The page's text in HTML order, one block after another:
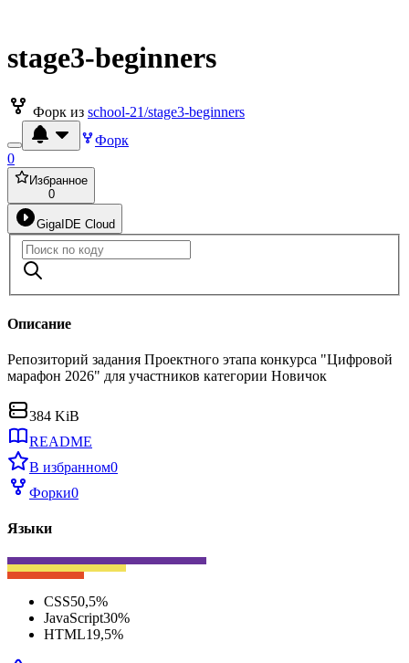
stage3-beginners
Форк из school-21/stage3-beginners
Форк
0
Избранное
0
GigaIDE Cloud
Описание
Репозиторий задания Проектного этапа конкурса "Цифровой
марафон 2026" для участников категории Новичок
384 KiB
README
В избранном0
Форки0
Языки
CSS50,5%
JavaScript30%
HTML19,5%